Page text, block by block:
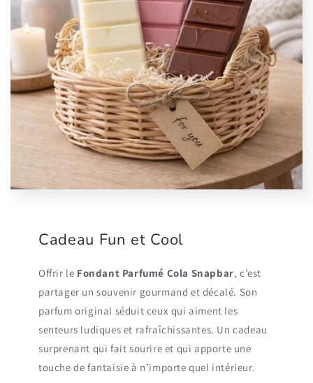
Cadeau Fun et Cool
Offrir le Fondant Parfumé Cola Snapbar, c’est
partager un souvenir gourmand et décalé. Son
parfum original séduit ceux qui aiment les
senteurs ludiques et rafraîchissantes. Un cadeau
surprenant qui fait sourire et qui apporte une
touche de fantaisie à n’importe quel intérieur.